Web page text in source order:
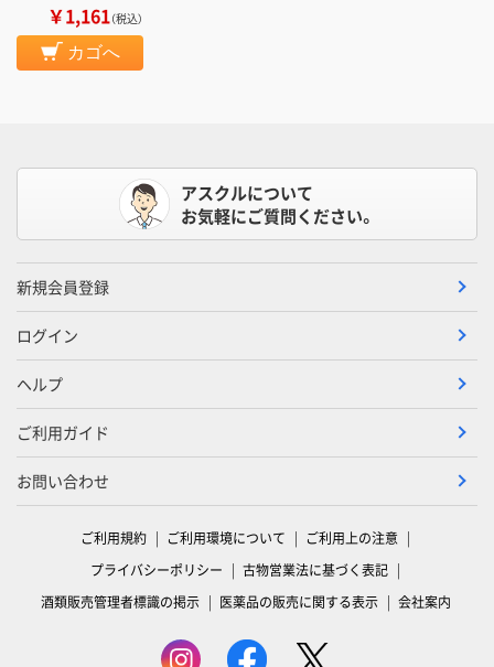
￥1,161（税込）
カゴへ
アスクルについて
お気軽にご質問ください。
新規会員登録
ログイン
ヘルプ
ご利用ガイド
お問い合わせ
ご利用規約 ご利用環境について
ご利用上の注意
プライバシーポリシー
古物営業法に基づく表記
酒類販売管理者標識の掲示
医薬品の販売に関する表示 会社案内